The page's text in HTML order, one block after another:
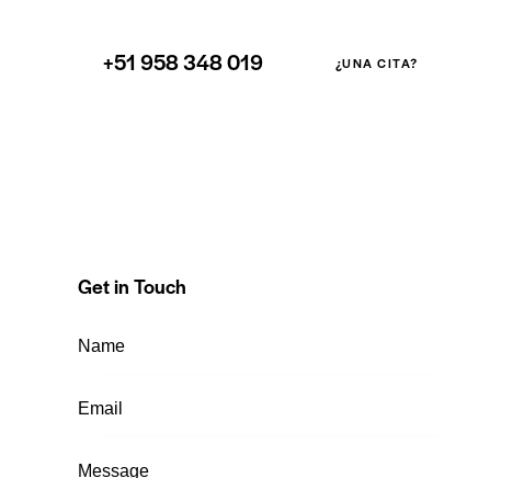
+51 958 348 019 ¿UNA CITA?
Get in Touch